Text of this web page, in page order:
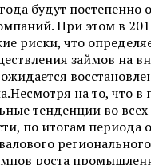
будут постепенно
При этом в
риски, что
займов на
на то, что в
тенденции во
по итогам периода
роста